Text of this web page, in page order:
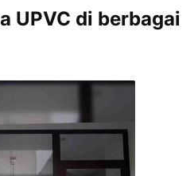
UPVC di berbagai